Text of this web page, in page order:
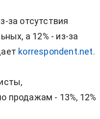
за отсутствия
а 12% - из-за
korrespondent.net.
продажам - 13%, 12%